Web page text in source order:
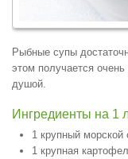
Рыбные супы
этом получается
душой.
Ингредиенты на 1
1 крупный морской
1 крупная